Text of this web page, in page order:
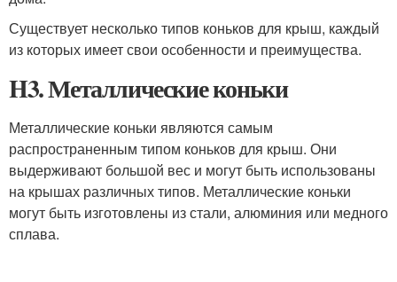
Существует несколько типов коньков для крыш, каждый
из которых имеет свои особенности и преимущества.
H3. Металлические коньки
Металлические коньки являются самым
распространенным типом коньков для крыш. Они
выдерживают большой вес и могут быть использованы
на крышах различных типов. Металлические коньки
могут быть изготовлены из стали, алюминия или медного
сплава.